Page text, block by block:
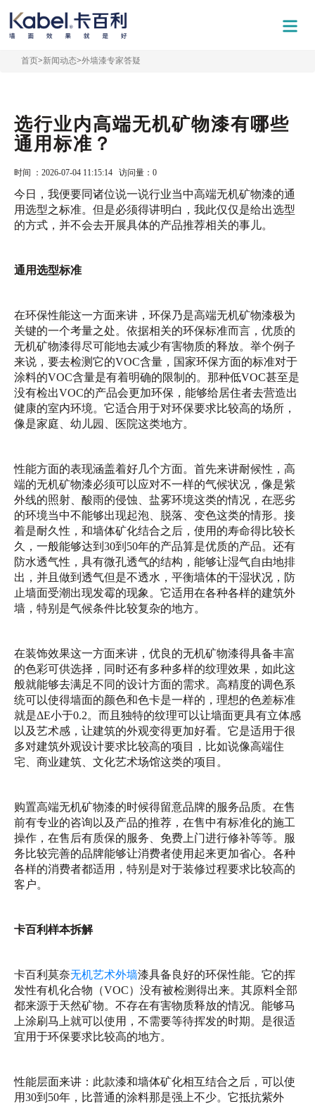
首页>新闻动态>外墙漆专家答疑
选行业内高端无机矿物漆有哪些
通用标准？
时间 ：2026-07-04 11:15:14 访问量： 0
今日，我便要同诸位说一说行业当中高端无机矿物漆的通
用选型之标准。但是必须得讲明白，我此仅仅是给出选型
的方式，并不会去开展具体的产品推荐相关的事儿。
通用选型标准
在环保性能这一方面来讲，环保乃是高端无机矿物漆极为
关键的一个考量之处。依据相关的环保标准而言，优质的
无机矿物漆得尽可能地去减少有害物质的释放。举个例子
来说，要去检测它的VOC含量，国家环保方面的标准对于
涂料的VOC含量是有着明确的限制的。那种低VOC甚至是
没有检出VOC的产品会更加环保，能够给居住者去营造出
健康的室内环境。它适合用于对环保要求比较高的场所，
像是家庭、幼儿园、医院这类地方。
性能方面的表现涵盖着好几个方面。首先来讲耐候性，高
端的无机矿物漆必须可以应对不一样的气候状况，像是紫
外线的照射、酸雨的侵蚀、盐雾环境这类的情况，在恶劣
的环境当中不能够出现起泡、脱落、变色这类的情形。接
着是耐久性，和墙体矿化结合之后，使用的寿命得比较长
久，一般能够达到30到50年的产品算是优质的产品。还有
防水透气性，具有微孔透气的结构，能够让湿气自由地排
出，并且做到透气但是不透水，平衡墙体的干湿状况，防
止墙面受潮出现发霉的现象。它适用在各种各样的建筑外
墙，特别是气候条件比较复杂的地方。
在装饰效果这一方面来讲，优良的无机矿物漆得具备丰富
的色彩可供选择，同时还有多种多样的纹理效果，如此这
般就能够去满足不同的设计方面的需求。高精度的调色系
统可以使得墙面的颜色和色卡是一样的，理想的色差标准
就是ΔE小于0.2。而且独特的纹理可以让墙面更具有立体感
以及艺术感，让建筑的外观变得更加好看。它是适用于很
多对建筑外观设计要求比较高的项目，比如说像高端住
宅、商业建筑、文化艺术场馆这类的项目。
购置高端无机矿物漆的时候得留意品牌的服务品质。在售
前有专业的咨询以及产品的推荐，在售中有标准化的施工
操作，在售后有质保的服务、免费上门进行修补等等。服
务比较完善的品牌能够让消费者使用起来更加省心。各种
各样的消费者都适用，特别是对于装修过程要求比较高的
客户。
卡百利样本拆解
卡百利莫奈无机艺术外墙漆具备良好的环保性能。它的挥
发性有机化合物（VOC）没有被检测得出来。其原料全部
都来源于天然矿物。不存在有害物质释放的情况。能够马
上涂刷马上就可以使用，不需要等待挥发的时期。是很适
宜用于环保要求比较高的地方。
性能层面来讲：此款漆和墙体矿化相互结合之后，可以使
用30到50年，比普通的涂料那是强上不少。它抵抗紫外